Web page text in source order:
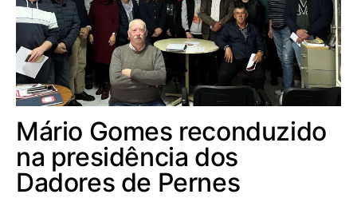
Mário Gomes reconduzido
na presidência dos
Dadores de Pernes